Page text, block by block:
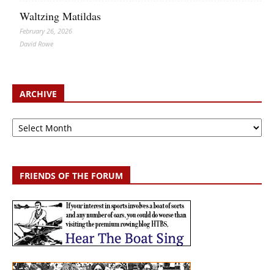
Waltzing Matildas
February 26, 2026
David Rowe
ARCHIVE
Archive
FRIENDS OF THE FORUM